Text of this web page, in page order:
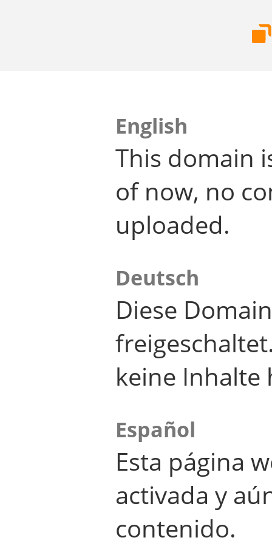
English
This domain
of now, no
uploaded.
Deutsch
Diese
keine Inhalte
Español
Esta página
activada y
contenido.